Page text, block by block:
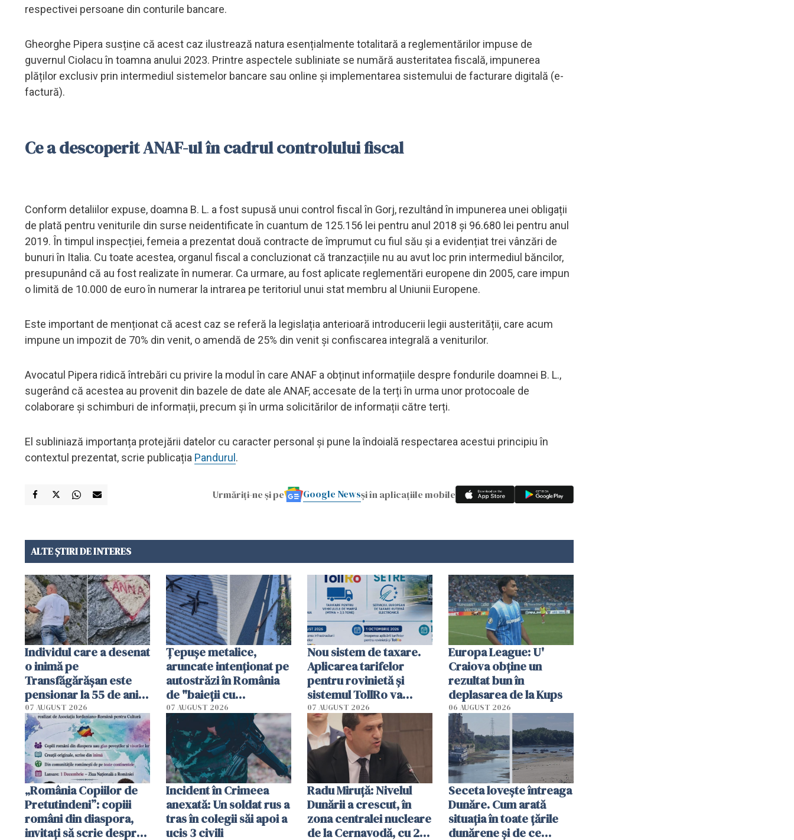
respectivei persoane din conturile bancare.
Gheorghe Pipera susține că acest caz ilustrează natura esențialmente totalitară a reglementărilor impuse de
guvernul Ciolacu în toamna anului 2023. Printre aspectele subliniate se numără austeritatea fiscală, impunerea
plăților exclusiv prin intermediul sistemelor bancare sau online și implementarea sistemului de facturare digitală (e-
factură).
Ce a descoperit ANAF-ul în cadrul controlului fiscal
Conform detaliilor expuse, doamna B. L. a fost supusă unui control fiscal în Gorj, rezultând în impunerea unei obligații
de plată pentru veniturile din surse neidentificate în cuantum de 125.156 lei pentru anul 2018 și 96.680 lei pentru anul
2019. În timpul inspecției, femeia a prezentat două contracte de împrumut cu fiul său și a evidențiat trei vânzări de
bunuri în Italia. Cu toate acestea, organul fiscal a concluzionat că tranzacțiile nu au avut loc prin intermediul băncilor,
presupunând că au fost realizate în numerar. Ca urmare, au fost aplicate reglementări europene din 2005, care impun
o limită de 10.000 de euro în numerar la intrarea pe teritoriul unui stat membru al Uniunii Europene.
Este important de menționat că acest caz se referă la legislația anterioară introducerii legii austerității, care acum
impune un impozit de 70% din venit, o amendă de 25% din venit și confiscarea integrală a veniturilor.
Avocatul Pipera ridică întrebări cu privire la modul în care ANAF a obținut informațiile despre fondurile doamnei B. L.,
sugerând că acestea au provenit din bazele de date ale ANAF, accesate de la terți în urma unor protocoale de
colaborare și schimburi de informații, precum și în urma solicitărilor de informații către terți.
El subliniază importanța protejării datelor cu caracter personal și pune la îndoială respectarea acestui principiu în
contextul prezentat, scrie publicația Pandurul.
Urmăriți-ne și pe Google Newsși în aplicațiile mobile
ALTE ȘTIRI DE INTERES
Individul care a desenat
o inimă pe
Transfăgărășan este
pensionar la 55 de ani.
Poliția l-a identificat
07 AUGUST 2026
Țepușe metalice,
aruncate intenționat pe
autostrăzi în România
de "baieții cu
platforme": "Mi-au
cerut 1200 lei să mă
tracteze"
07 AUGUST 2026
Nou sistem de taxare.
Aplicarea tarifelor
pentru rovinietă şi
sistemul TollRo va
începe la 1 octombrie
07 AUGUST 2026
Europa League: U'
Craiova obține un
rezultat bun în
deplasarea de la Kups
06 AUGUST 2026
„România Copiilor de
Pretutindeni”: copiii
români din diaspora,
invitați să scrie despre
Incident în Crimeea
anexată: Un soldat rus a
tras în colegii săi apoi a
ucis 3 civili
Radu Miruţă: Nivelul
Dunării a crescut, în
zona centralei nucleare
de la Cernavodă, cu 2
Seceta lovește întreaga
Dunăre. Cum arată
situația în toate țările
dunărene și de ce